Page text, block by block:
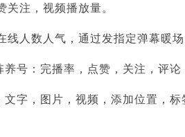
注，视频播放量。
人数人气，通过发指定弹幕暖场
号：完播率，点赞，关注，评论
字，图片，视频，添加位置，标